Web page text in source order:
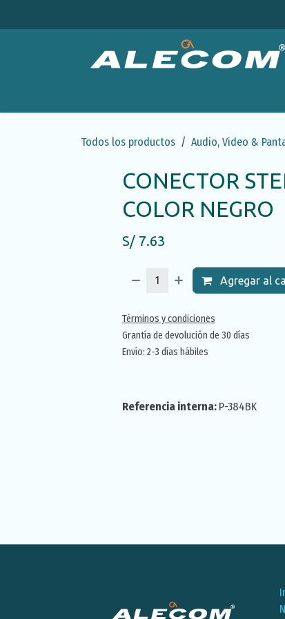
Todos los productos Audio, Video &
CONECTOR
COLOR NEGRO
S/ 7.63
Agregar al
Términos y condiciones
Grantía de devolución de 30 días
Envío: 2-3 días hábiles
Referencia interna: P-384BK